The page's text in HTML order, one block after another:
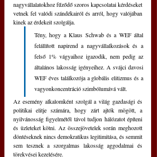
nagyvállalatokhoz fűződő szoros kapcsolatai kérdéseket
vetnek fel valódi szándékairól és arról, hogy valójában
kinek az érdekeit szolgálja.
Tény, hogy a Klaus Schwab és a WEF által
felállított napirend a nagyvállalkozások és a
felső 1% vágyaihoz igazodik, nem pedig az
általános lakosság igényeihez. A svájci davosi
WEF éves találkozója a globális elitizmus és a
vagyonkoncentráció szimbólumává vált.
Az esemény alkalomként szolgál a világ gazdasági és
politikai elitje számára, hogy zárt ajtók mögött, a
nyilvánosság figyelmétől távol tudjon hálózatot építeni
és üzleteket kötni. Az összejövetelek során meghozott
döntéseknek nincs demokratikus legitimitása, és semmit
sem tesznek a szorgalmas lakosság aggodalmai és
törekvései kezelésére.